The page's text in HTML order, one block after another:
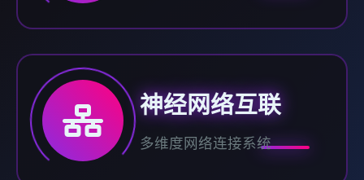
神经网络互联
多维度网络连接系统